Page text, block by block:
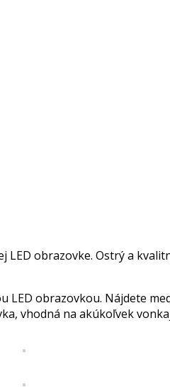
obrazovke. Ostrý a
obrazovkou. Nájdete
vhodná na akúkoľvek